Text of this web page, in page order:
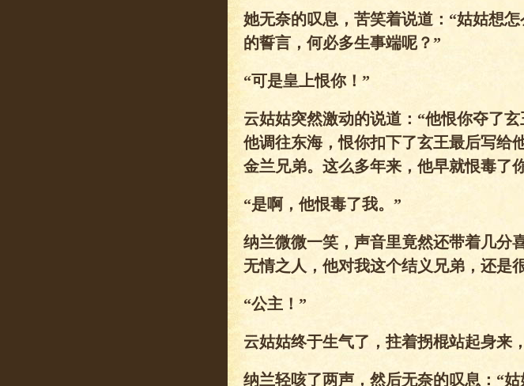
她无奈的叹息，苦笑着说道：“姑姑想
的誓言，何必多生事端呢？”
“可是皇上恨你！”
云姑姑突然激动的说道：“他恨你夺了
他调往东海，恨你扣下了玄王最后写给
金兰兄弟。这么多年来，他早就恨毒了
“是啊，他恨毒了我。”
纳兰微微一笑，声音里竟然还带着几分
无情之人，他对我这个结义兄弟，还是
“公主！”
云姑姑终于生气了，拄着拐棍站起身来
纳兰轻咳了两声，然后无奈的叹息：“